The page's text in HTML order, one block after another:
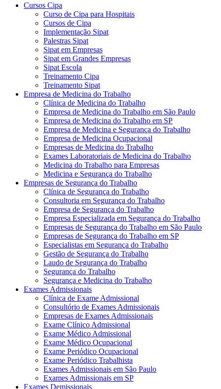
Cursos Cipa
Curso de Cipa para Hospitais
Cursos de Cipa
Implementação Sipat
Palestras Sipat
Sipat em Empresas
Sipat em Grandes Empresas
Sipat Escola
Treinamento Cipa
Treinamento Sipat
Empresa de Medicina do Trabalho
Clínica de Medicina do Trabalho
Empresa de Medicina do Trabalho em São Paulo
Empresa de Medicina do Trabalho em SP
Empresa de Medicina e Segurança do Trabalho
Empresa de Medicina Ocupacional
Empresas de Medicina do Trabalho
Exames Laboratoriais de Medicina do Trabalho
Medicina do Trabalho para Empresas
Medicina e Segurança do Trabalho
Empresas de Segurança do Trabalho
Clínica de Segurança do Trabalho
Consultoria em Segurança do Trabalho
Empresa de Segurança do Trabalho
Empresa Especializada em Segurança do Trabalho
Empresas de Segurança do Trabalho em São Paulo
Empresas de Segurança do Trabalho em SP
Especialistas em Segurança do Trabalho
Gestão de Segurança do Trabalho
Laudo de Segurança do Trabalho
Segurança do Trabalho
Segurança e Medicina do Trabalho
Exames Admissionais
Clínica de Exame Admissional
Consultório de Exames Admissionais
Empresas de Exames Admissionais
Exame Clínico Admissional
Exame Médico Admissional
Exame Médico Ocupacional
Exame Periódico Ocupacional
Exame Periódico Trabalhista
Exames Admissionais em São Paulo
Exames Admissionais em SP
Exames Demissionais